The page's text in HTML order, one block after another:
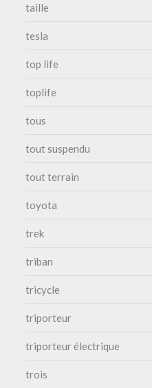
taille
tesla
top life
toplife
tous
tout suspendu
tout terrain
toyota
trek
triban
tricycle
triporteur
triporteur électrique
trois